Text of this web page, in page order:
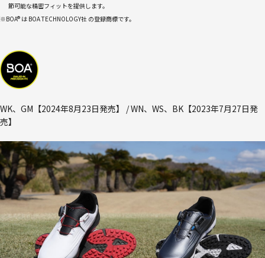
節可能な精密フィットを提供します。
※BOA® は BOA TECHNOLOGY社 の登録商標です。
WK、GM【2024年8月23日発売】 / WN、WS、BK【2023年7月27日発
売】